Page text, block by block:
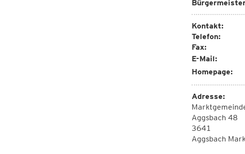
Kontakt:
Telefon:
Fax:
E-Mail:
Homepage:
Adresse:
Aggsbach 48
3641
Aggsbach